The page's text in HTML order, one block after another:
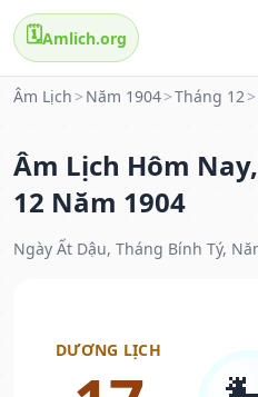
🗓️Amlich.org
Âm Lịch > Năm 1904>Tháng 12>
Âm Lịch Hôm
12 Năm 1904
Ngày Ất Dậu, Tháng Bính Tý,
DƯƠNG LỊCH